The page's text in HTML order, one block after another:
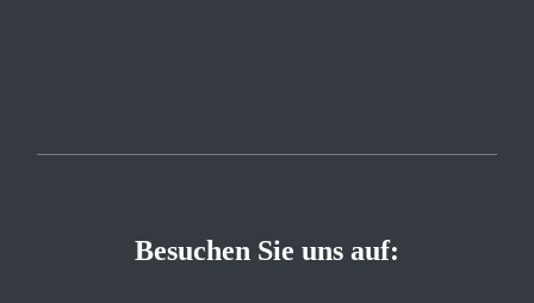
Besuchen Sie uns auf: